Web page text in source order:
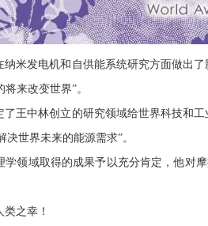
纳米发电机和自供能系统研究方面做出
来改变世界”。
了王中林创立的研究领域给世界科技和
世界未来的能源需求”。
学领域取得的成果予以充分肯定，他对
之幸！